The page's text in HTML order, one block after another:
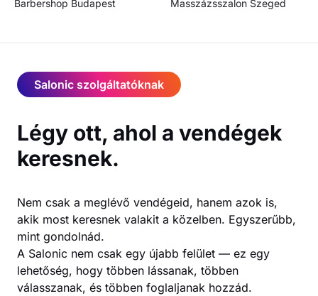
Barbershop Budapest Masszázsszalon Szeged
Salonic szolgáltatóknak
Légy ott, ahol a vendégek
keresnek.
Nem csak a meglévő vendégeid, hanem azok is,
akik most keresnek valakit a közelben. Egyszerűbb,
mint gondolnád.
A Salonic nem csak egy újabb felület — ez egy
lehetőség, hogy többen lássanak, többen
válasszanak, és többen foglaljanak hozzád.